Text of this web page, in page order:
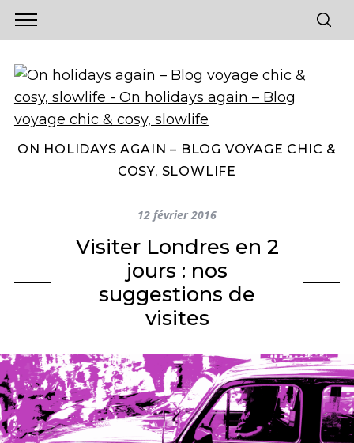
ON HOLIDAYS AGAIN – BLOG VOYAGE CHIC &
COSY, SLOWLIFE
12 février 2016
Visiter Londres en 2
jours : nos
suggestions de
visites